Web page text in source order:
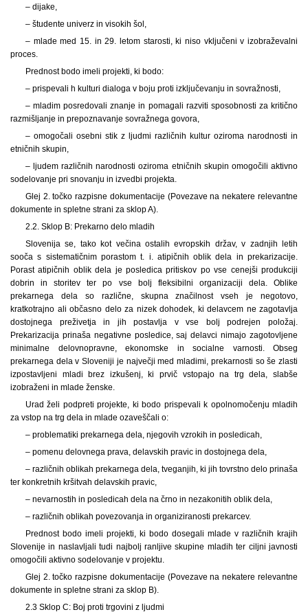
– dijake,
– študente univerz in visokih šol,
– mlade med 15. in 29. letom starosti, ki niso vključeni v izobraževalni
proces.
Prednost bodo imeli projekti, ki bodo:
– prispevali h kulturi dialoga v boju proti izključevanju in sovražnosti,
– mladim posredovali znanje in pomagali razviti sposobnosti za kritično
razmišljanje in prepoznavanje sovražnega govora,
– omogočali osebni stik z ljudmi različnih kultur oziroma narodnosti in
etničnih skupin,
– ljudem različnih narodnosti oziroma etničnih skupin omogočili aktivno
sodelovanje pri snovanju in izvedbi projekta.
Glej 2. točko razpisne dokumentacije (Povezave na nekatere relevantne
dokumente in spletne strani za sklop A).
2.2. Sklop B: Prekarno delo mladih
Slovenija se, tako kot večina ostalih evropskih držav, v zadnjih letih
sooča s sistematičnim porastom t. i. atipičnih oblik dela in prekarizacije.
Porast atipičnih oblik dela je posledica pritiskov po vse cenejši produkciji
dobrin in storitev ter po vse bolj fleksibilni organizaciji dela. Oblike
prekarnega dela so različne, skupna značilnost vseh je negotovo,
kratkotrajno ali občasno delo za nizek dohodek, ki delavcem ne zagotavlja
dostojnega preživetja in jih postavlja v vse bolj podrejen položaj.
Prekarizacija prinaša negativne posledice, saj delavci nimajo zagotovljene
minimalne delovnopravne, ekonomske in socialne varnosti. Obseg
prekarnega dela v Sloveniji je največji med mladimi, prekarnosti so še zlasti
izpostavljeni mladi brez izkušenj, ki prvič vstopajo na trg dela, slabše
izobraženi in mlade ženske.
Urad želi podpreti projekte, ki bodo prispevali k opolnomočenju mladih
za vstop na trg dela in mlade ozaveščali o:
– problematiki prekarnega dela, njegovih vzrokih in posledicah,
– pomenu delovnega prava, delavskih pravic in dostojnega dela,
– različnih oblikah prekarnega dela, tveganjih, ki jih tovrstno delo prinaša
ter konkretnih kršitvah delavskih pravic,
– nevarnostih in posledicah dela na črno in nezakonitih oblik dela,
– različnih oblikah povezovanja in organiziranosti prekarcev.
Prednost bodo imeli projekti, ki bodo dosegali mlade v različnih krajih
Slovenije in naslavljali tudi najbolj ranljive skupine mladih ter ciljni javnosti
omogočili aktivno sodelovanje v projektu.
Glej 2. točko razpisne dokumentacije (Povezave na nekatere relevantne
dokumente in spletne strani za sklop B).
2.3 Sklop C: Boj proti trgovini z ljudmi